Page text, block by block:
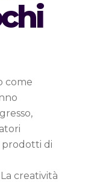
come
prodotti di
creatività